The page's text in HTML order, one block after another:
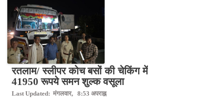
रतलाम/ स्लीपर कोच बसों की चेकिंग में
41950 रूपये समन शुल्क वसूला
Last Updated: मंगलवार, 8:53 अपराह्न